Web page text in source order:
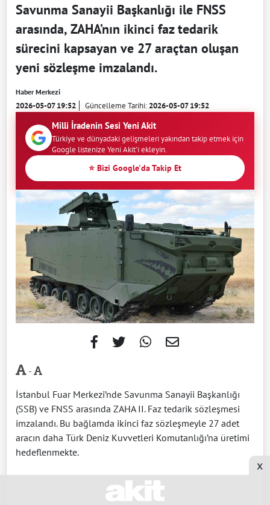
Savunma Sanayii Başkanlığı ile FNSS
arasında, ZAHA’nın ikinci faz tedarik
sürecini kapsayan ve 27 araçtan oluşan
yeni sözleşme imzalandı.
Haber Merkezi
2026-05-07 19:52 Güncelleme Tarihi:2026-05-07 19:52
Milli İradenin Sesi Yeni Akit
Türkiye ve dünyadaki gelişmeleri yakından takip etmek için
Google listenize Yeni Akit'i ekleyin.
⭐ Bizi Google'da Takip Et
-
İstanbul Fuar Merkezi’nde Savunma Sanayii Başkanlığı
(SSB) ve FNSS arasında ZAHA II. Faz tedarik sözleşmesi
imzalandı. Bu bağlamda ikinci faz sözleşmeyle 27 adet
aracın daha Türk Deniz Kuvvetleri Komutanlığı’na üretimi
hedeflenmekte.
x